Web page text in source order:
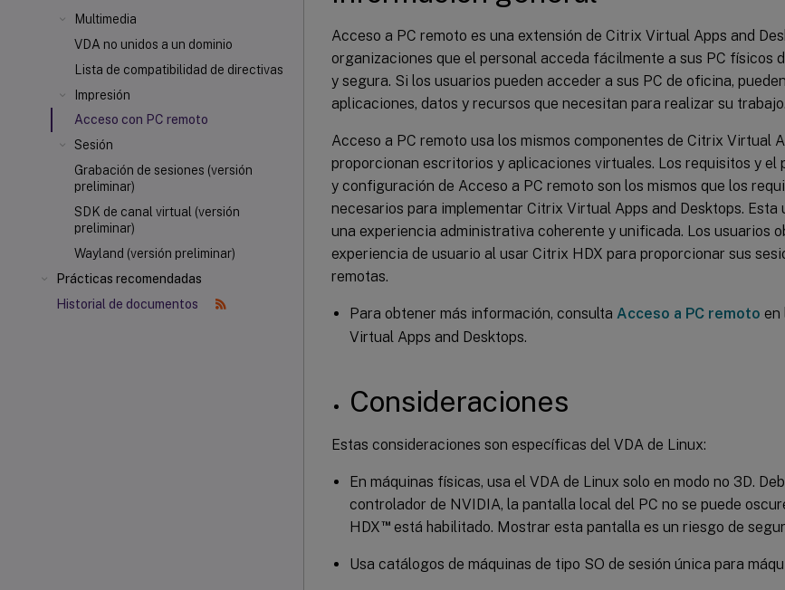
Multimedia
VDA no unidos a un dominio
Lista de compatibilidad de directivas
Impresión
Acceso con PC remoto
Sesión
Grabación de sesiones (versión
preliminar)
SDK de canal virtual (versión
preliminar)
Wayland (versión preliminar)
Prácticas recomendadas
Historial de documentos
Acceso a PC remoto es una extensión de Citrix Virtual Apps and
organizaciones que el personal acceda fácilmente a sus PC físicos
y segura. Si los usuarios pueden acceder a sus PC de oficina,
aplicaciones, datos y recursos que necesitan para realizar su trabajo.
Acceso a PC remoto usa los mismos componentes de Citrix Virtual
proporcionan escritorios y aplicaciones virtuales. Los requisitos y el
y configuración de Acceso a PC remoto son los mismos que los
necesarios para implementar Citrix Virtual Apps and Desktops.
una experiencia administrativa coherente y unificada. Los usuarios
experiencia de usuario al usar Citrix HDX para proporcionar sus
remotas.
Para obtener más información, consulta Acceso a PC remoto en
Virtual Apps and Desktops.
Consideraciones
Estas consideraciones son específicas del VDA de Linux:
En máquinas físicas, usa el VDA de Linux solo en modo no 3D.
controlador de NVIDIA, la pantalla local del PC no se puede
HDX™está habilitado. Mostrar esta pantalla es un riesgo de
Usa catálogos de máquinas de tipo SO de sesión única para